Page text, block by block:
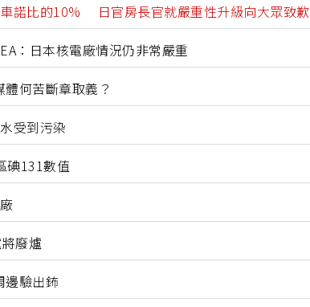
諾比的10% 日官房長官就嚴重性升級向大眾致歉
：日本核電廠情況仍非常嚴重
何苦斷章取義？
受到污染
碘131數值
廢爐
驗出鈽